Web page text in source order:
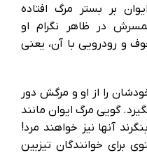
بر بستر مرگ افتاده
در ظاهر نگرام او
و رودرویی با آن، یعنی
را از او و مرگش دور
گویی مرگ ایوان مانند
آنها نیز خواهند مرد!
برای خوانندگان تیزبین